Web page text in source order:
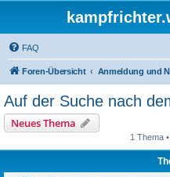
FAQ
Foren-Übersicht Anmeldung und
Auf der Suche nach
Neues Thema
1 Thema